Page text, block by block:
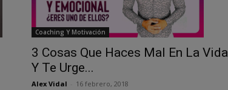
Coaching Y Motivación
3 Cosas Que Haces Mal En La Vida
Y Te Urge...
Alex Vidal 16 febrero, 2018